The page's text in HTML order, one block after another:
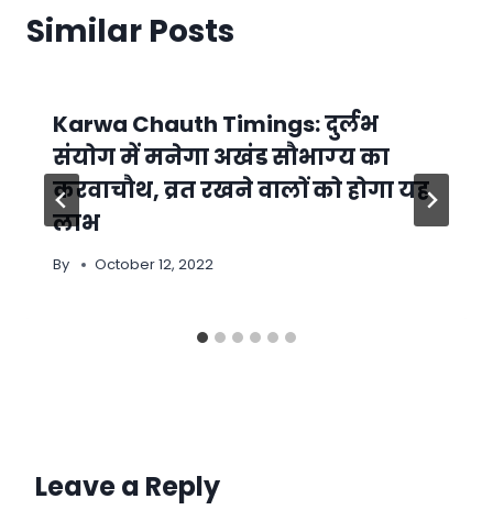
Similar Posts
Karwa Chauth Timings: दुर्लभ
संयोग में मनेगा अखंड सौभाग्‍य का
करवाचौथ, व्रत रखने वालों को होगा यह
लाभ
By October 12, 2022
Leave a Reply